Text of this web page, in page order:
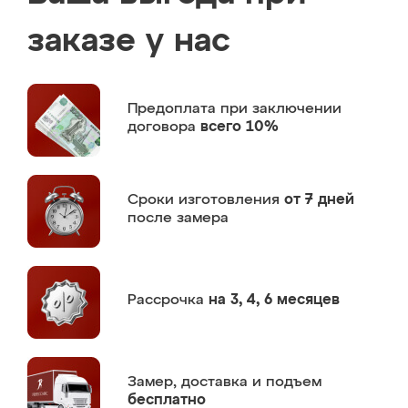
заказе у нас
Предоплата при заключении
договора всего 10%
Сроки изготовления от 7 дней
после замера
Рассрочка на 3, 4, 6 месяцев
Замер, доставка и подъем
бесплатно